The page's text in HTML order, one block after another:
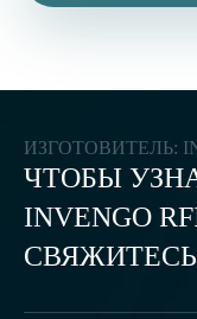
ИЗГОТОВИТЕЛЬ:
ЧТОБЫ
INVENGO